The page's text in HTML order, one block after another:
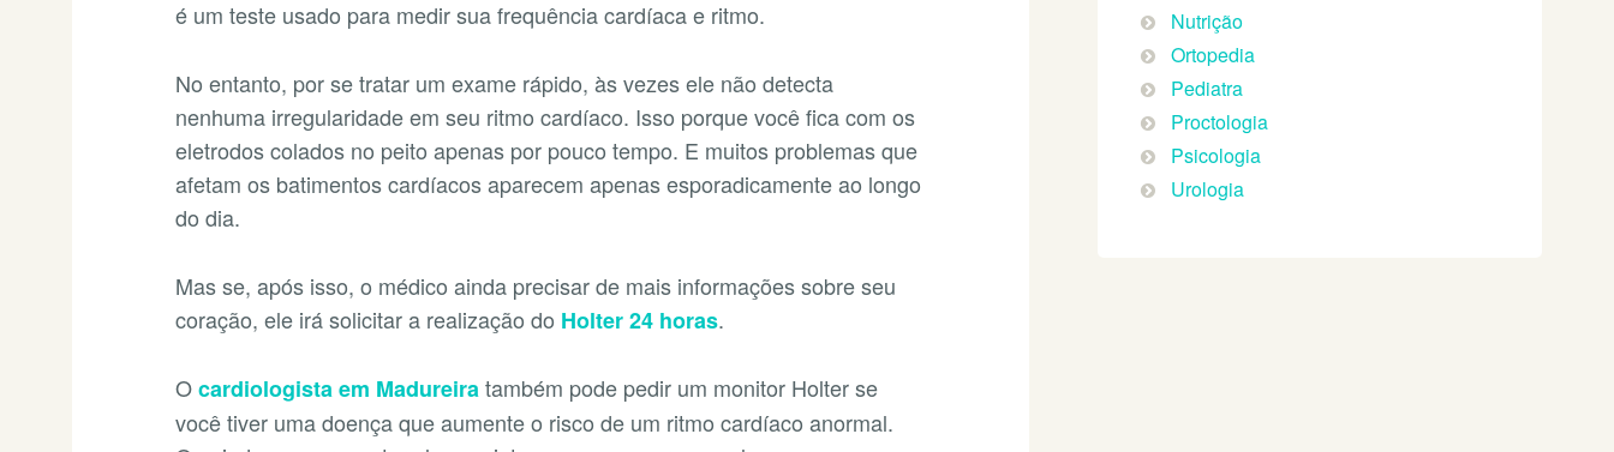
é um teste usado para medir sua frequência cardíaca e ritmo.
No entanto, por se tratar um exame rápido, às vezes ele não detecta
nenhuma irregularidade em seu ritmo cardíaco. Isso porque você fica com os
eletrodos colados no peito apenas por pouco tempo. E muitos problemas que
afetam os batimentos cardíacos aparecem apenas esporadicamente ao longo
do dia.
Mas se, após isso, o médico ainda precisar de mais informações sobre seu
coração, ele irá solicitar a realização do Holter 24 horas.
Ocardiologista em Madureiratambém pode pedir um monitor Holter se
você tiver uma doença que aumente o risco de um ritmo cardíaco anormal.
Nutrição
Ortopedia
Pediatra
Proctologia
Psicologia
Urologia